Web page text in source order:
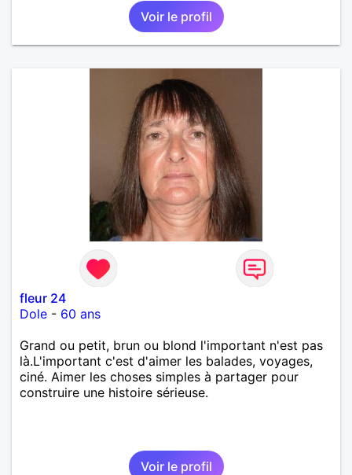
Voir le profil
fleur 24
Dole - 60 ans
Grand ou petit, brun ou blond l'important n'est pas
là.L'important c'est d'aimer les balades, voyages,
ciné. Aimer les choses simples à partager pour
construire une histoire sérieuse.
Voir le profil